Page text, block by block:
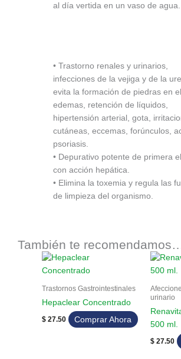
al día vertida en un vaso de agua.
• Trastorno renales y urinarios,
infecciones de la vejiga y de la
evita la formación de piedras en el
edemas, retención de líquidos,
hipertensión arterial, gota,
cutáneas, eccemas, forúnculos,
psoriasis.
• Depurativo potente de primera
con acción hepática.
• Elimina la toxemia y regula las
de limpieza del organismo.
También te
Trastornos Gastrointestinales
Hepaclear Concentrado
$ 27.50 Comprar Ahora
urinario
500 ml.
$27.50